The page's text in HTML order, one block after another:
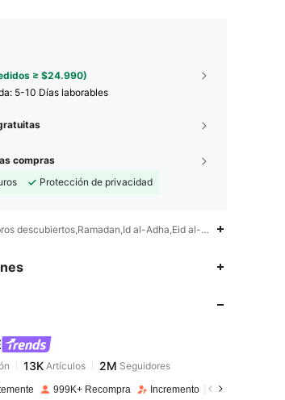
≥ $24.990)
5-10 Días laborables
compras
Protección de privacidad
descubiertos,Ramadan,Id al-Adha,Eid al-Fitr,Casa
13KArtículos
Hace 16 horas
999K+ Recompra Incremento de seguidores de